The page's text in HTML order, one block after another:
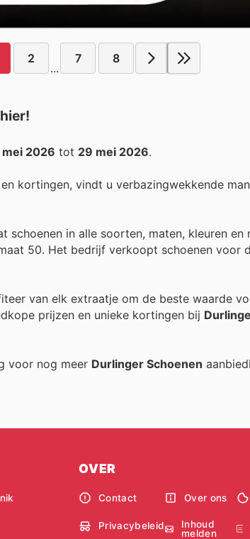
2
...
7 8
mei 2026 tot 29 mei 2026.
kortingen, vindt u verbazingwekkende
schoenen in alle soorten, maten, kleuren en
50. Het bedrijf verkoopt schoenen voor
van elk extraatje om de beste waarde
prijzen en unieke kortingen bij
voor nog meer Durlinger Schoenen
OVER
Contact Over ons
Privacybeleid
Inhoud
melden